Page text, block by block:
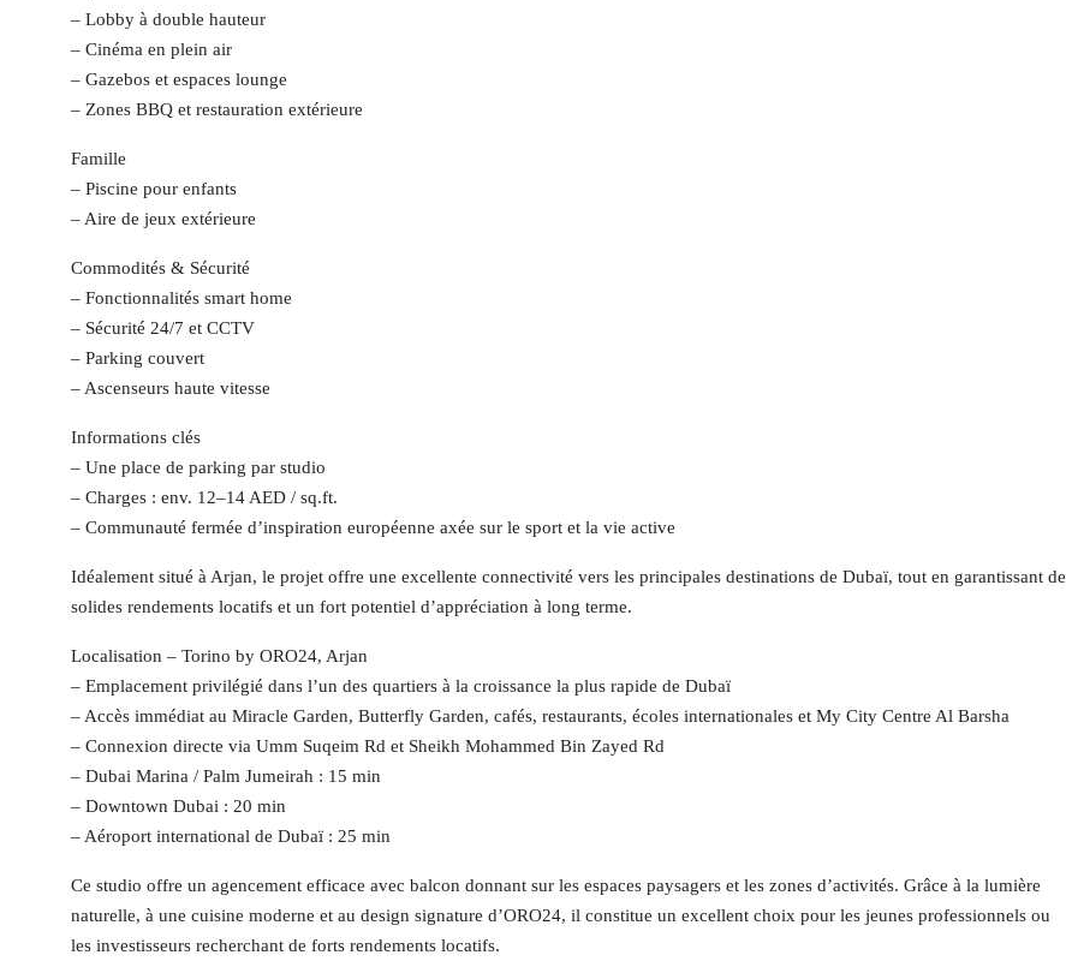
– Lobby à double hauteur
– Cinéma en plein air
– Gazebos et espaces lounge
– Zones BBQ et restauration extérieure
Famille
– Piscine pour enfants
– Aire de jeux extérieure
Commodités & Sécurité
– Fonctionnalités smart home
– Sécurité 24/7 et CCTV
– Parking couvert
– Ascenseurs haute vitesse
Informations clés
– Une place de parking par studio
– Charges : env. 12–14 AED / sq.ft.
– Communauté fermée d’inspiration européenne axée sur le sport et la vie active
Idéalement situé à Arjan, le projet offre une excellente connectivité vers les principales destinations de Dubaï, tout en garantissant de
solides rendements locatifs et un fort potentiel d’appréciation à long terme.
Localisation – Torino by ORO24, Arjan
– Emplacement privilégié dans l’un des quartiers à la croissance la plus rapide de Dubaï
– Accès immédiat au Miracle Garden, Butterfly Garden, cafés, restaurants, écoles internationales et My City Centre Al Barsha
– Connexion directe via Umm Suqeim Rd et Sheikh Mohammed Bin Zayed Rd
– Dubai Marina / Palm Jumeirah : 15 min
– Downtown Dubai : 20 min
– Aéroport international de Dubaï : 25 min
Ce studio offre un agencement efficace avec balcon donnant sur les espaces paysagers et les zones d’activités. Grâce à la lumière
naturelle, à une cuisine moderne et au design signature d’ORO24, il constitue un excellent choix pour les jeunes professionnels ou
les investisseurs recherchant de forts rendements locatifs.